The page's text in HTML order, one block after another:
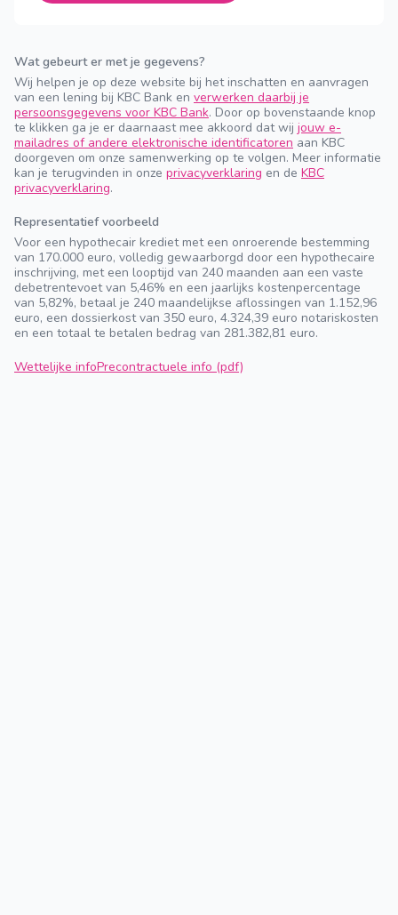
Wat gebeurt er met je gegevens?
Wij helpen je op deze website bij het inschatten en aanvragen
van een lening bij KBC Bank en verwerken daarbij je
persoonsgegevens voor KBC Bank. Door op bovenstaande knop
te klikken ga je er daarnaast mee akkoord dat wij jouw e-
mailadres of andere elektronische identificatoren aan KBC
doorgeven om onze samenwerking op te volgen. Meer informatie
kan je terugvinden in onze privacyverklaring en de KBC
privacyverklaring.
Representatief voorbeeld
Voor een hypothecair krediet met een onroerende bestemming
van 170.000 euro, volledig gewaarborgd door een hypothecaire
inschrijving, met een looptijd van 240 maanden aan een vaste
debetrentevoet van 5,46% en een jaarlijks kostenpercentage
van 5,82%, betaal je 240 maandelijkse aflossingen van 1.152,96
euro, een dossierkost van 350 euro, 4.324,39 euro notariskosten
en een totaal te betalen bedrag van 281.382,81 euro.
Wettelijke infoPrecontractuele info (pdf)